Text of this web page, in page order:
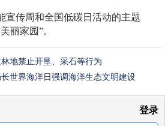
传周和全国低碳日活动的主题
丽家园”。
地禁止开垦、采石等行为
世界海洋日强调海洋生态文明建设
登录